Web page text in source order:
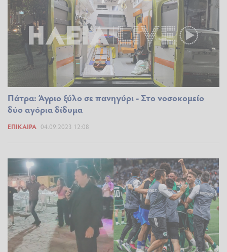
Πάτρα: Άγριο ξύλο σε πανηγύρι - Στο νοσοκομείο
δύο αγόρια δίδυμα
ΕΠΊΚΑΙΡΑ 04.09.2023 12:08